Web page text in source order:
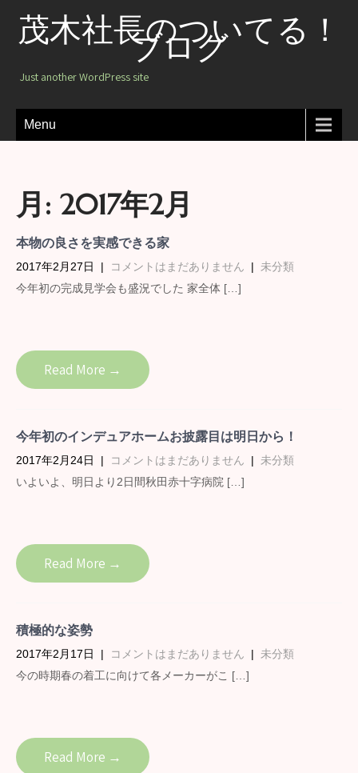
茂木社長のついてる！
ブログ
Just another WordPress site
Menu
月: 2017年2月
本物の良さを実感できる家
2017年2月27日 | コメントはまだありません | 未分類
今年初の完成見学会も盛況でした 家全体 […]
Read More →
今年初のインデュアホームお披露目は明日から！
2017年2月24日 | コメントはまだありません | 未分類
いよいよ、明日より2日間秋田赤十字病院 […]
Read More →
積極的な姿勢
2017年2月17日 | コメントはまだありません | 未分類
今の時期春の着工に向けて各メーカーがこ […]
Read More →